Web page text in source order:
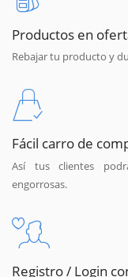
Productos en
Rebajar tu producto y
Fácil carro de
Así tus clientes
engorrosas.
Registro / Login